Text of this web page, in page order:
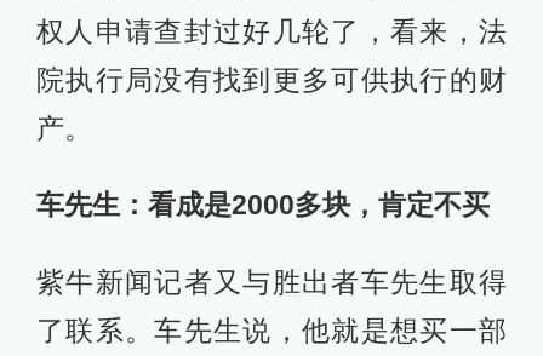
权人申请查封过好几轮了，看来，法
院执行局没有找到更多可供执行的财
产。
车先生：看成是2000多块，肯定不买
紫牛新闻记者又与胜出者车先生取得
了联系。车先生说，他就是想买一部